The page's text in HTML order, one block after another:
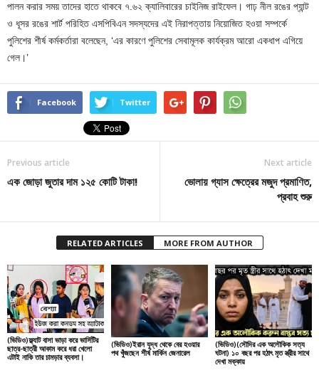
পালন করার সময় তাদের হাতে থাকবে ৭.৬২ ক্যালিবারের চাইনিজ রাইফেল। গাঢ় নীল রঙের প্যান্ট
ও ধূসর রঙের শার্ট পরিহিত এসপিবিএন সদস্যদের এই নিরাপত্তায় নিয়োজিত হওয়া সম্পর্কে
পুলিশের শীর্ষ কর্মকর্তারা বলেছেন, ‘এর কারণে পুলিশের সেবামূলক কার্যক্রম আরো একধাপ এগিয়ে
গেল।’
Facebook Twitter
Previous article
এক জোড়া জুতার দাম ১২৫ কোটি টাকা!
Next article
ভোলায় গ্যাস ক্ষেত্রের মজুদ প্রমাণিত,
প্রবাহ শুরু
RELATED ARTICLES MORE FROM AUTHOR
(ভিডিও)ফ্ল্যাট বাসা ভাড়া করে ভার্সিটির
ছাত্র-ছাত্রী আকাম করে ধরা খেলো
এটাই নাকি তার চামড়ার ব্যবসা।
(ভিডিও)ইরান যুদ্ধ থেকে বের হওয়ার
পথ খুঁজছেন শীর্ষ মার্কিন জেনারেল
(ভিডিও)(সৌদির এক অলৌকিক সত্য
ঘটনা) ১০ বছর পর হঠাৎ মৃত স্ত্রীর সাথে
দেখা মক্কায়